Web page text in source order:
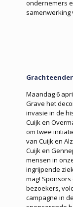
ondernemers
samenwerking
Maandag 6
Grave het
invasie in de
Cuijk en
om twee
van Cuijk en
Cuijk en
mensen in
ingrijpende
mag! Sponsors
bezoekers,
campagne in